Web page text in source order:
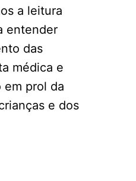
a leitura
entender
das
médica e
em prol da
e dos